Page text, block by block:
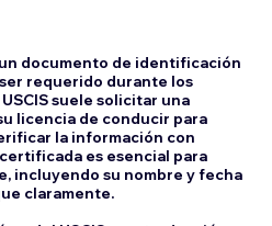
documento de identificación
requerido durante los
suele solicitar una
licencia de conducir para
la información con
es esencial para
incluyendo su nombre y fecha
claramente.